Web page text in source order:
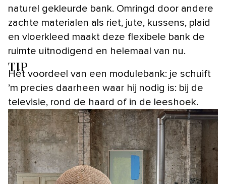
naturel gekleurde bank. Omringd door andere
zachte materialen als riet, jute, kussens, plaid
en vloerkleed maakt deze flexibele bank de
ruimte uitnodigend en helemaal van nu.
TIP
Hét voordeel van een modulebank: je schuift
’m precies daarheen waar hij nodig is: bij de
televisie, rond de haard of in de leeshoek.